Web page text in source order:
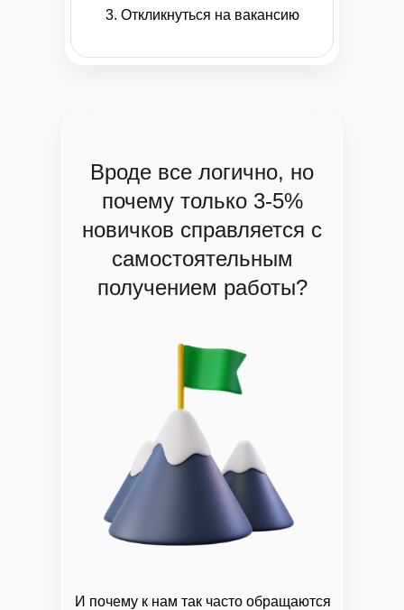
3. Откликнуться на вакансию
Вроде все логично, но
почему только 3-5%
новичков справляется с
самостоятельным
получением работы?
И почему к нам так часто обращаются